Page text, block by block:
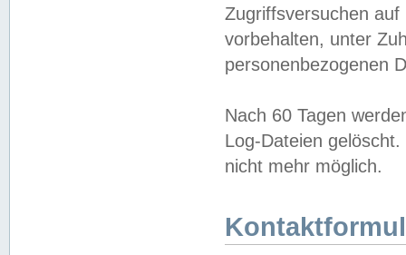
Zugriffsversuchen
vorbehalten, unter
personenbezogenen
Nach 60 Tagen
Log-Dateien
nicht mehr möglich.